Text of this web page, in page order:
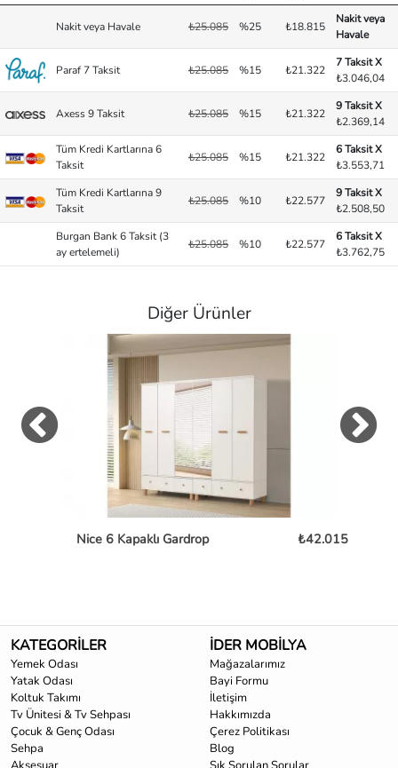
Nakit veya Havale ₺25.085 %25 ₺18.815
Nakit veya
Havale
Paraf 7 Taksit ₺25.085 %15 ₺21.322
7 Taksit X
₺3.046,04
Axess 9 Taksit ₺25.085 %15 ₺21.322
9 Taksit X
₺2.369,14
Tüm Kredi Kartlarına 6
Taksit
₺25.085 %15 ₺21.322
6 Taksit X
₺3.553,71
Tüm Kredi Kartlarına 9
Taksit
₺25.085 %10 ₺22.577
9 Taksit X
₺2.508,50
Burgan Bank 6 Taksit (3
ay ertelemeli)
₺25.085 %10 ₺22.577
6 Taksit X
₺3.762,75
Diğer Ürünler
Nice 6 Kapaklı Gardrop ₺42.015
KATEGORİLER
Yemek Odası
Yatak Odası
Koltuk Takımı
Tv Ünitesi & Tv Sehpası
Çocuk & Genç Odası
Sehpa
İDER MOBİLYA
Mağazalarımız
Bayi Formu
İletişim
Hakkımızda
Çerez Politikası
Blog